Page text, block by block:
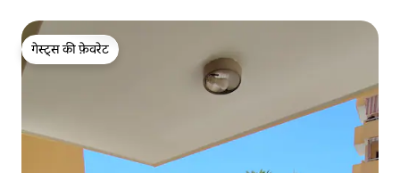
गेस्ट्स की फ़ेवरेट
गेस्ट्स की फ़ेवरेट